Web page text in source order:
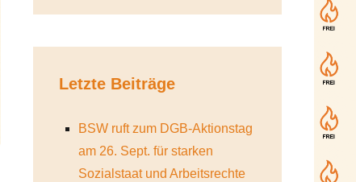
Letzte Beiträge
BSW ruft zum DGB-Aktionstag
am 26. Sept. für starken
Sozialstaat und Arbeitsrechte